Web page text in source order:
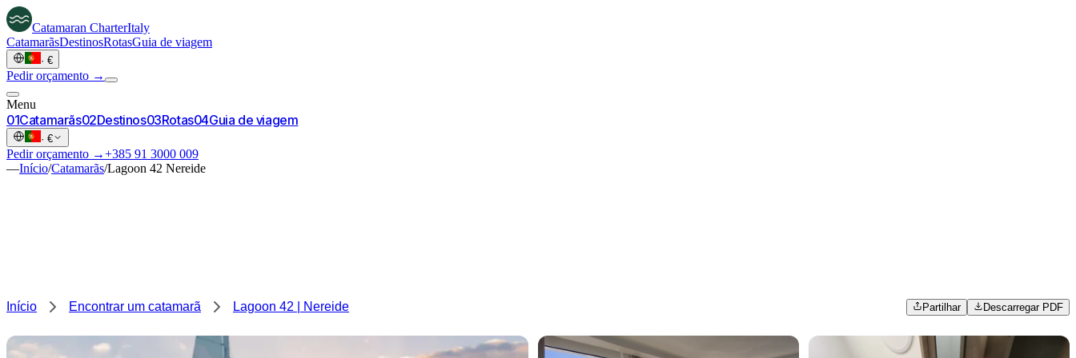
Catamaran CharterItaly
CatamarãsDestinosRotasGuia de viagem
· €
Pedir orçamento →
Menu
01Catamarãs02Destinos03Rotas04Guia de viagem
· €
Pedir orçamento →+385 91 3000 009
—Início/Catamarãs/Lagoon 42 Nereide
Início Encontrar um catamarã Lagoon 42 | Nereide Partilhar Descarregar PDF